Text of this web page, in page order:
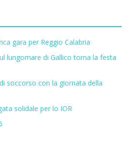
gara per Reggio Calabria
lungomare di Gallico torna la festa
soccorso con la giornata della
solidale per lo IOR